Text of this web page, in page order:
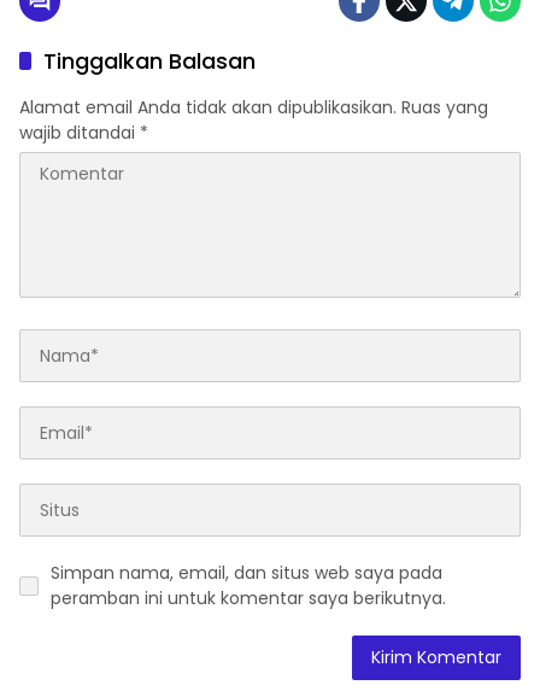
Tinggalkan Balasan
Alamat email Anda tidak akan dipublikasikan. Ruas yang
wajib ditandai *
Simpan nama, email, dan situs web saya pada
peramban ini untuk komentar saya berikutnya.